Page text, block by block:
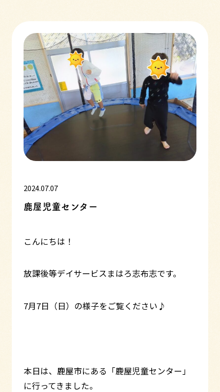
2024.07.07
鹿屋児童センター
こんにちは！
放課後等デイサービスまはろ志布志です。
7月7日（日）の様子をご覧ください♪
本日は、鹿屋市にある「鹿屋児童センター」
に行ってきました。